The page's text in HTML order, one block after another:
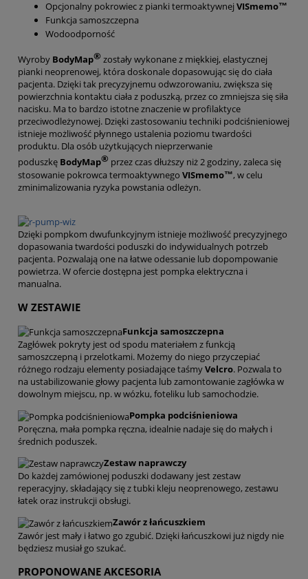
Opcjonalny pokrowiec z pianki termoaktywnej VISmemo™
Funkcja samoszczepna
Wodoodporność
Wyroby BodyMap® zostały wykonane z miękkiej, elastycznej
pianki neoprenowej, która doskonale dopasowując się do ciała
pacjenta. Dzięki tak precyzyjnemu odwzorowaniu, zwiększa się
powierzchnia kontaktu ciała z poduszką, przez co zmniejsza się siła
nacisku. Ma to bardzo istotne znaczenie w profilaktyce
przeciwodleżynowej. Dzięki zastosowaniu techniki podciśnieniowej
istnieje możliwość płynnego ustalenia poziomu twardości
produktu. Dla osób użytkujących nieprzerwanie
poduszkę BodyMap® przez czas dłuższy niż 2 godziny, zaleca się
stosowanie pokrowca termoaktywnego VISmemo™, w celu
zminimalizowania ryzyka powstania odleżyn.
Dzięki pompkom dwufunkcyjnym istnieje możliwość precyzyjnego
dopasowania twardości poduszki do indywidualnych potrzeb
pacjenta. Pozwalają one na łatwe odessanie lub dopompowanie
powietrza. W ofercie dostępna jest pompka elektryczna i
manualna.
W ZESTAWIE
Funkcja samoszczepna
Zagłówek pokryty jest od spodu materiałem z funkcją
samoszczepną i przelotkami. Możemy do niego przyczepiać
różnego rodzaju elementy posiadające taśmyVelcro. Pozwala to
na ustabilizowanie głowy pacjenta lub zamontowanie zagłówka w
dowolnym miejscu, np. w wózku, foteliku lub samochodzie.
Pompka podciśnieniowa
Poręczna, mała pompka ręczna, idealnie nadaje się do małych i
średnich poduszek.
Zestaw naprawczy
Do każdej zamówionej poduszki dodawany jest zestaw
reperacyjny, składający się z tubki kleju neoprenowego, zestawu
łatek oraz instrukcji obsługi.
Zawór z łańcuszkiem
Zawór jest mały i łatwo go zgubić. Dzięki łańcuszkowi już nigdy nie
będziesz musiał go szukać.
PROPONOWANE AKCESORIA